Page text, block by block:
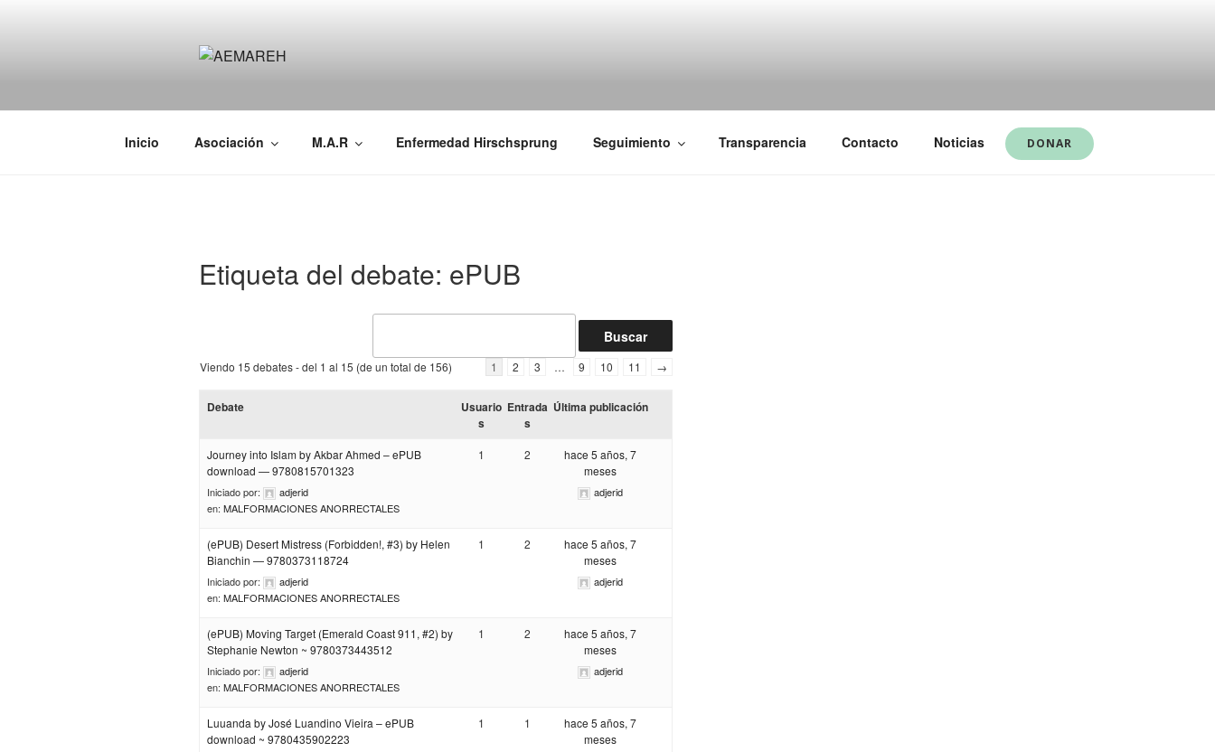
Inicio Asociación M.A.R Enfermedad Hirschsprung Seguimiento Transparencia Contacto Noticias DONAR
Etiqueta del debate: ePUB
Viendo 15 debates - del 1 al 15 (de un total de 156) 1 2 3 … 9 10 11 →
Debate
Usuario
s
Entrada
s
Última publicación
Journey into Islam by Akbar Ahmed – ePUB
download — 9780815701323
Iniciado por:
adjerid
en: MALFORMACIONES ANORRECTALES
1 2
hace 5 años, 7
meses
adjerid
(ePUB) Desert Mistress (Forbidden!, #3) by Helen
Bianchin — 9780373118724
Iniciado por:
adjerid
en: MALFORMACIONES ANORRECTALES
1 2
hace 5 años, 7
meses
adjerid
(ePUB) Moving Target (Emerald Coast 911, #2) by
Stephanie Newton ~ 9780373443512
Iniciado por:
adjerid
en: MALFORMACIONES ANORRECTALES
1 2
hace 5 años, 7
meses
adjerid
Luuanda by José Luandino Vieira – ePUB
download ~ 9780435902223
1 1
hace 5 años, 7
meses